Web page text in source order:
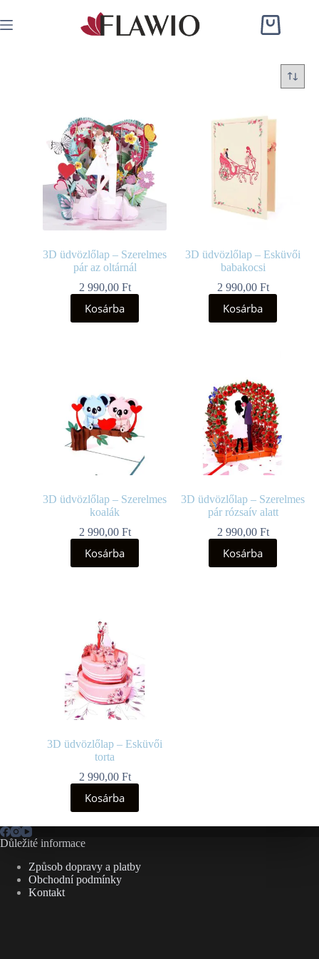
3D üdvözlőlap – Szerelmes
pár az oltárnál
2 990,00 Ft
Kosárba
3D üdvözlőlap – Esküvői
babakocsi
2 990,00 Ft
Kosárba
3D üdvözlőlap – Szerelmes
koalák
2 990,00 Ft
Kosárba
3D üdvözlőlap – Szerelmes
pár rózsaív alatt
2 990,00 Ft
Kosárba
3D üdvözlőlap – Esküvői
torta
2 990,00 Ft
Kosárba
Důležité informace
Způsob dopravy a platby
Obchodní podmínky
Kontakt